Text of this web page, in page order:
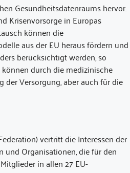
Gesundheitsdatenraums hervor.
Krisenvorsorge in Europas
können die
aus der EU heraus fördern und
berücksichtigt werden, so
können durch die medizinische
Versorgung, aber auch für die
vertritt die Interessen der
und Organisationen, die für den
in allen 27 EU-